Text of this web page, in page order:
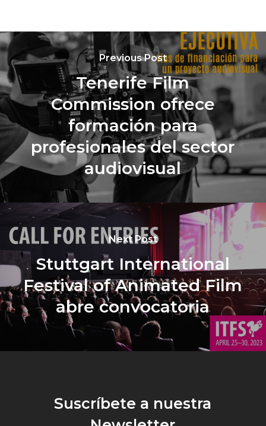
Previous Post
Tenerife Film
Commission ofrece
formación para
profesionales del sector
audiovisual
Next Post
Stuttgart International
Festival of Animated Film
abre convocatoria
Suscríbete a nuestra